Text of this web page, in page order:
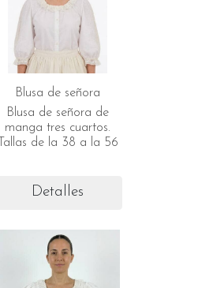
Blusa de señora
Blusa de señora de
manga tres cuartos.
Tallas de la 38 a la 56
Detalles